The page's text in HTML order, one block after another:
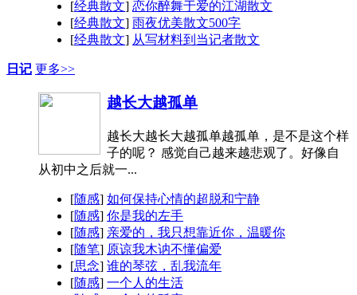
[经典散文] 恋你醉舞于爱的江湖散文
[经典散文] 雨夜优美散文500字
[经典散文] 从写材料到当记者散文
日记 更多>>
越长大越孤单
越长大越长大越孤单越孤单，是不是这个样
子的呢？ 感觉自己越来越悲观了。好像自
从初中之后就一...
[随感] 如何保持心情的超脱和宁静
[随感] 你是我的左手
[随感] 亲爱的，我只想靠近你，温暖你
[随笔] 原谅我木讷不懂偏爱
[思念] 谁的琴弦，乱我流年
[随感] 一个人的生活